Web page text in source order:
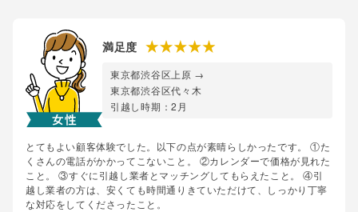
満足度
東京都渋谷区上原 →
東京都渋谷区代々木
引越し時期：2月
とてもよい顧客体験でした。以下の点が素晴らしかったです。 ①た
くさんの電話がかかってこないこと。 ②カレンダーで価格が見れた
こと。 ③すぐに引越し業者とマッチングしてもらえたこと。 ④引
越し業者の方は、安くても時間通りきていただけて、しっかり丁寧
な対応をしてくださったこと。